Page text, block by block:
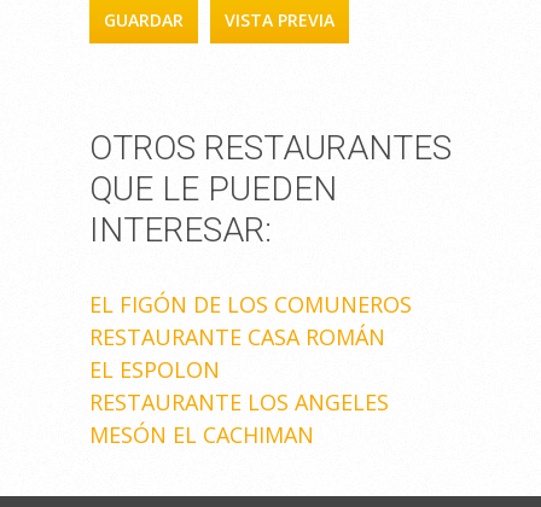
OTROS RESTAURANTES
QUE LE PUEDEN
INTERESAR:
EL FIGÓN DE LOS COMUNEROS
RESTAURANTE CASA ROMÁN
EL ESPOLON
RESTAURANTE LOS ANGELES
MESÓN EL CACHIMAN